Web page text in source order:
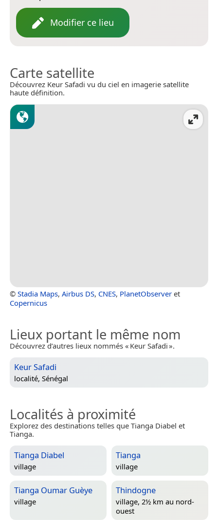
Modifier ce lieu
Carte satellite
Découvrez Keur Safadi vu du ciel en imagerie satellite
haute définition.
© Stadia Maps, Airbus DS, CNES, PlanetObserver et
Copernicus
Lieux portant le même nom
Découvrez d’autres lieux nommés « Keur Safadi ».
Keur Safadi
localité, Sénégal
Localités à proximité
Explorez des destinations telles que Tianga Diabel et
Tianga.
Tianga Diabel
village
Tianga
village
Tianga Oumar Guèye
village
Thindogne
village, 2½ km au nord-
ouest